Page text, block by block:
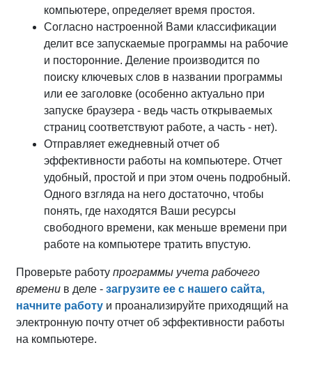
компьютере, определяет время простоя.
Согласно настроенной Вами классификации
делит все запускаемые программы на рабочие
и посторонние. Деление производится по
поиску ключевых слов в названии программы
или ее заголовке (особенно актуально при
запуске браузера - ведь часть открываемых
страниц соответствуют работе, а часть - нет).
Отправляет ежедневный отчет об
эффективности работы на компьютере. Отчет
удобный, простой и при этом очень подробный.
Одного взгляда на него достаточно, чтобы
понять, где находятся Ваши ресурсы
свободного времени, как меньше времени при
работе на компьютере тратить впустую.
Проверьте работу программы учета рабочего
времени в деле - загрузите ее с нашего сайта,
начните работу и проанализируйте приходящий на
электронную почту отчет об эффективности работы
на компьютере.